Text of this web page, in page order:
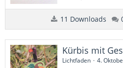
11 Downloads
Kürbis mit
Lichtfaden 4.